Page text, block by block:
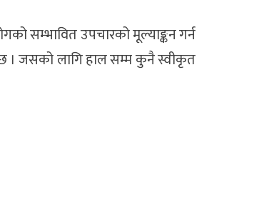
सम्भावित उपचारको मूल्याङ्कन गर्न
छ । जसको लागि हाल सम्म कुनै स्वीकृत